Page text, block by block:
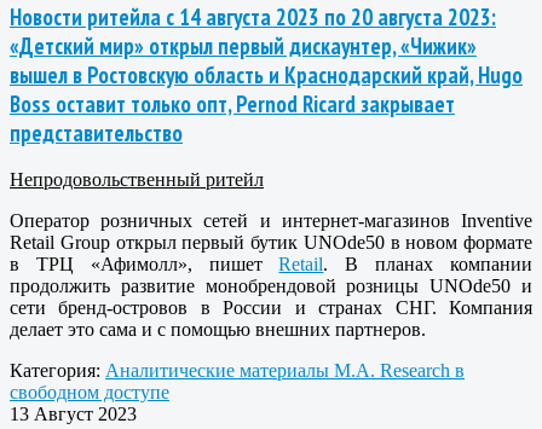
Новости ритейла с 14 августа 2023 по 20 августа 2023:
«Детский мир» открыл первый дискаунтер, «Чижик»
вышел в Ростовскую область и Краснодарский край, Hugo
Boss оставит только опт, Pernod Ricard закрывает
представительство
Непродовольственный ритейл
Оператор розничных сетей и интернет-магазинов Inventive
Retail Group открыл первый бутик UNOde50 в новом формате
в ТРЦ «Афимолл», пишетRetail. В планах компании
продолжить развитие монобрендовой розницы UNOde50 и
сети бренд-островов в России и странах СНГ. Компания
делает это сама и с помощью внешних партнеров.
Категория: Аналитические материалы M.A. Research в
свободном доступе
13 Август 2023